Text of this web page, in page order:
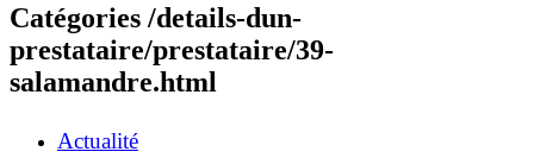
Catégories /details-dun-
prestataire/prestataire/39-
salamandre.html
Actualité